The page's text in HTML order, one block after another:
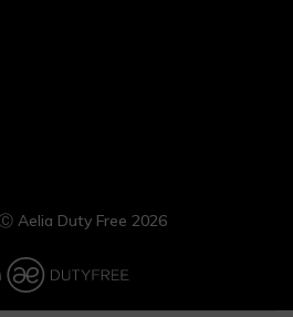
Aelia Duty Free 2026